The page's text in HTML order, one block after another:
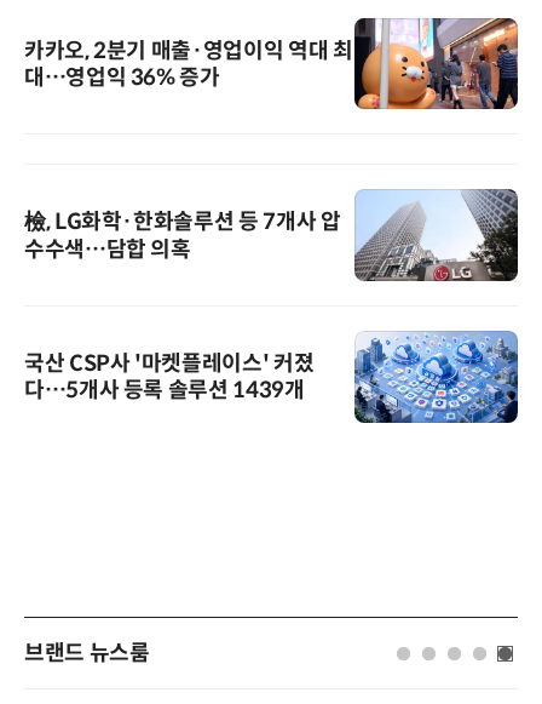
카카오, 2분기 매출·영업이익 역대 최
대…영업익 36% 증가
檢, LG화학·한화솔루션 등 7개사 압
수수색…담합 의혹
국산 CSP사 '마켓플레이스' 커졌
다…5개사 등록 솔루션 1439개
브랜드 뉴스룸